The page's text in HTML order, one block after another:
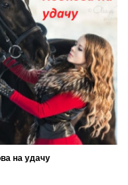
на удачу